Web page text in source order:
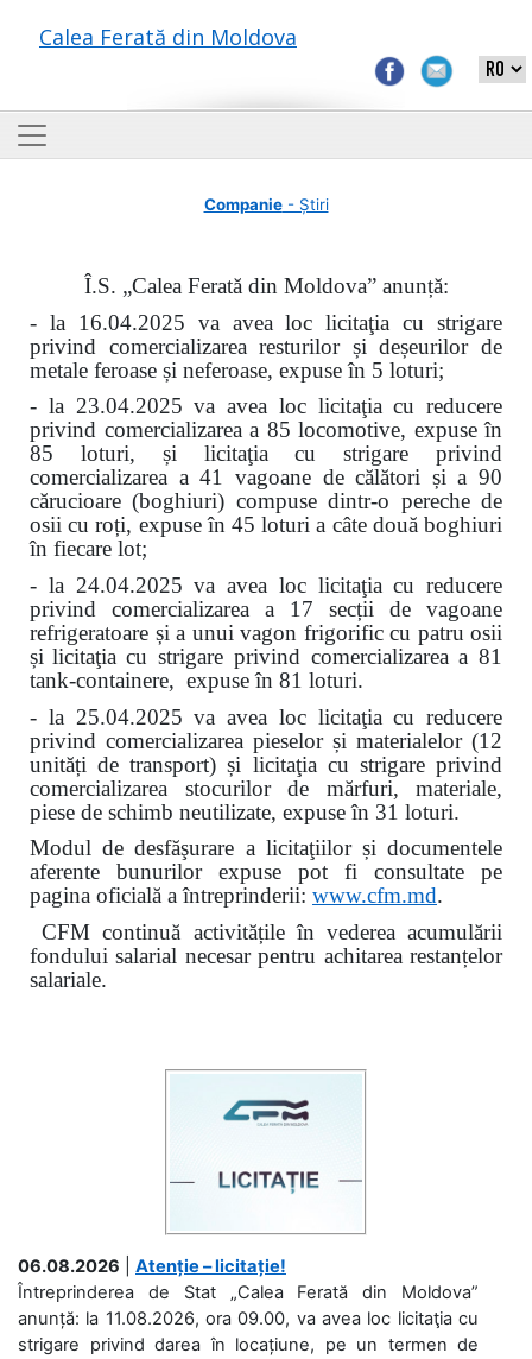
Calea Ferată din Moldova
Companie- Știri
Î.S. „Calea Ferată din Moldova” anunță:
- la 16.04.2025 va avea loc licitaţia cu strigare
privind comercializarea resturilor și deșeurilor de
metale feroase și neferoase, expuse în 5 loturi;
- la 23.04.2025 va avea loc licitaţia cu reducere
privind comercializarea a 85 locomotive, expuse în
85 loturi, și licitaţia cu strigare privind
comercializarea a 41 vagoane de călători și a 90
cărucioare (boghiuri) compuse dintr-o pereche de
osii cu roți, expuse în 45 loturi a câte două boghiuri
în fiecare lot;
- la 24.04.2025 va avea loc licitaţia cu reducere
privind comercializarea a 17 secții de vagoane
refrigeratoare și a unui vagon frigorific cu patru osii
și licitaţia cu strigare privind comercializarea a 81
tank-containere, expuse în 81 loturi.
- la 25.04.2025 va avea loc licitaţia cu reducere
privind comercializarea pieselor și materialelor (12
unități de transport) și licitaţia cu strigare privind
comercializarea stocurilor de mărfuri, materiale,
piese de schimb neutilizate, expuse în 31 loturi.
Modul de desfăşurare a licitaţiilor și documentele
aferente bunurilor expuse pot fi consultate pe
pagina oficială a întreprinderii: www.cfm.md.
CFM continuă activitățile în vederea acumulării
fondului salarial necesar pentru achitarea restanțelor
salariale.
06.08.2026
Atenție – licitație!
Întreprinderea de Stat „Calea Ferată din Moldova”
anunță: la 11.08.2026, ora 09.00, va avea loc licitaţia cu
strigare privind darea în locațiune, pe un termen de